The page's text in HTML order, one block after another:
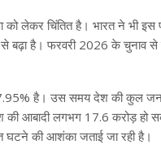
लेकर चिंतित है। भारत ने भी इस
बढ़ा है। फरवरी 2026 के चुनाव
7.95% है। उस समय देश की कुल
की आबादी लगभग 17.6 करोड़ हो
घटने की आशंका जताई जा रही है।